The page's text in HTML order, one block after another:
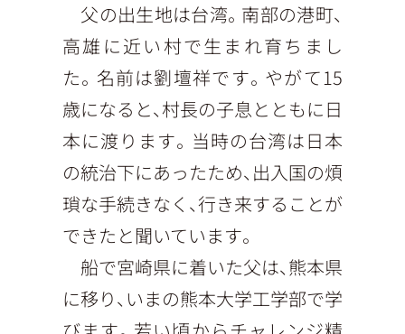
父の出生地は台湾。南部の港町、
高雄に近い村で生まれ育ちまし
た。名前は劉壇祥です。やがて15
歳になると、村長の子息とともに日
本に渡ります。当時の台湾は日本
の統治下にあったため、出入国の煩
瑣な手続きなく、行き来することが
できたと聞いています。
船で宮崎県に着いた父は、熊本県
に移り、いまの熊本大学工学部で学